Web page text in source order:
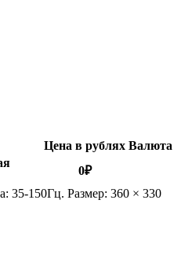
Цена в рублях Валюта
0₽
35-150Гц. Размер: 360 × 330